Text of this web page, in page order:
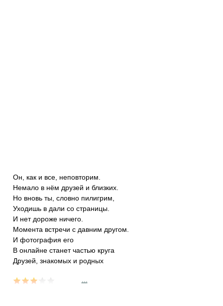
Он, как и все, неповторим.
Немало в нём друзей и близких.
Но вновь ты, словно пилигрим,
Уходишь в дали со страницы.
И нет дороже ничего.
Момента встречи с давним другом.
И фотография его
В онлайне станет частью круга
Друзей, знакомых и родных